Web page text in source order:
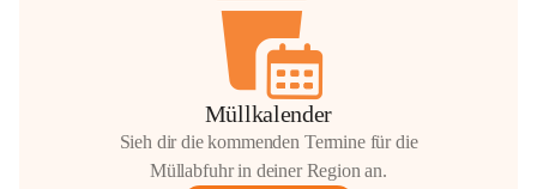
Müllkalender
Sieh dir die kommenden Termine für die
Müllabfuhr in deiner Region an.